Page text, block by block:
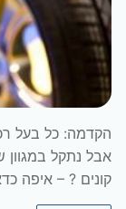
הקדמה: כל בעל
אבל נתקל במגוון
קונים ? – איפה